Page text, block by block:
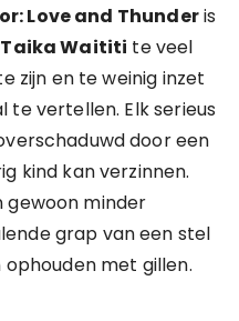
Love and Thunderis
Taika Waititi te veel
zijn en te weinig inzet
vertellen. Elk serieus
door een
kind kan verzinnen.
gewoon minder
grap van een stel
met gillen.